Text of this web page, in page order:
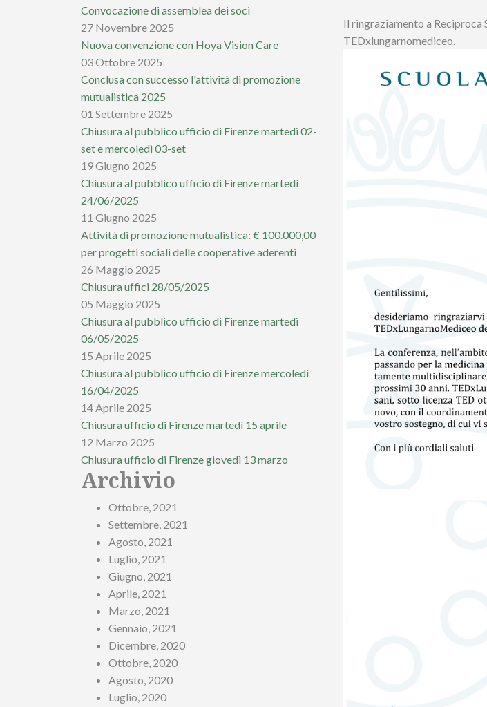
Convocazione di assemblea dei soci
27 Novembre 2025
Nuova convenzione con Hoya Vision Care
03 Ottobre 2025
Conclusa con successo l'attività di promozione
mutualistica 2025
01 Settembre 2025
Chiusura al pubblico ufficio di Firenze martedì 02-
set e mercoledì 03-set
19 Giugno 2025
Chiusura al pubblico ufficio di Firenze martedì
24/06/2025
11 Giugno 2025
Attività di promozione mutualistica: € 100.000,00
per progetti sociali delle cooperative aderenti
26 Maggio 2025
Chiusura uffici 28/05/2025
05 Maggio 2025
Chiusura al pubblico ufficio di Firenze martedì
06/05/2025
15 Aprile 2025
Chiusura al pubblico ufficio di Firenze mercoledì
16/04/2025
14 Aprile 2025
Chiusura ufficio di Firenze martedì 15 aprile
12 Marzo 2025
Chiusura ufficio di Firenze giovedì 13 marzo
Archivio
Ottobre, 2021
Settembre, 2021
Agosto, 2021
Luglio, 2021
Giugno, 2021
Aprile, 2021
Marzo, 2021
Gennaio, 2021
Dicembre, 2020
Ottobre, 2020
Agosto, 2020
Luglio, 2020
Il ringraziamento a Reciproca
TEDxlungarnomediceo.